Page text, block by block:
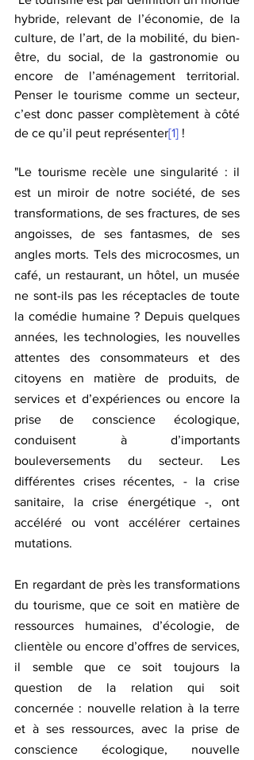
hybride, relevant de l’économie, de la
culture, de l’art, de la mobilité, du bien-
être, du social, de la gastronomie ou
encore de l’aménagement territorial.
Penser le tourisme comme un secteur,
c’est donc passer complètement à côté
de ce qu’il peut représenter[1] !
"Le tourisme recèle une singularité : il
est un miroir de notre société, de ses
transformations, de ses fractures, de ses
angoisses, de ses fantasmes, de ses
angles morts. Tels des microcosmes, un
café, un restaurant, un hôtel, un musée
ne sont-ils pas les réceptacles de toute
la comédie humaine ? Depuis quelques
années, les technologies, les nouvelles
attentes des consommateurs et des
citoyens en matière de produits, de
services et d’expériences ou encore la
prise de conscience écologique,
conduisent à d’importants
bouleversements du secteur. Les
différentes crises récentes, - la crise
sanitaire, la crise énergétique -, ont
accéléré ou vont accélérer certaines
mutations.
En regardant de près les transformations
du tourisme, que ce soit en matière de
ressources humaines, d’écologie, de
clientèle ou encore d’offres de services,
il semble que ce soit toujours la
question de la relation qui soit
concernée : nouvelle relation à la terre
et à ses ressources, avec la prise de
conscience écologique, nouvelle